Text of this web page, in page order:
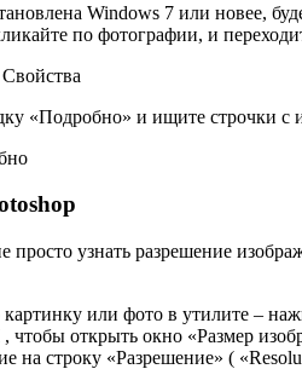
Windows 7 или новее,
по фотографии, и
«Подробно» и ищите строчки
узнать разрешение
или фото в утилите –
чтобы открыть окно «Размер
на строку «Разрешение» (